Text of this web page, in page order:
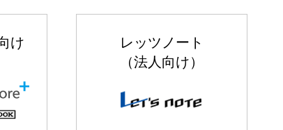
年6月12日
トパソコン 「バッテリー診断・制御プログラム」インストール
願い
け
レッツノート
（法人向け）